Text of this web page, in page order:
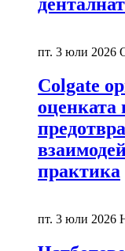
пт. 3 юли 2026
Colgate
оценката
практика
пт. 3 юли 2026